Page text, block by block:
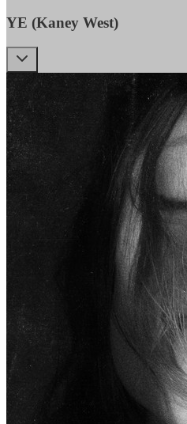
YE (Kaney West)